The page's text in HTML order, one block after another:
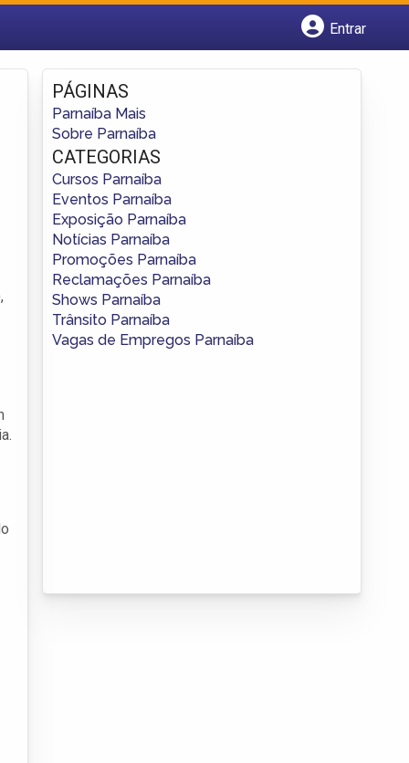
Entrar
Fazer login
Criar conta
PÁGINAS
Parnaíba Mais
Sobre Parnaíba
CATEGORIAS
Cursos Parnaíba
Eventos Parnaíba
Exposição Parnaíba
Notícias Parnaíba
Promoções Parnaíba
Reclamações Parnaíba
Shows Parnaíba
Trânsito Parnaíba
Vagas de Empregos Parnaíba